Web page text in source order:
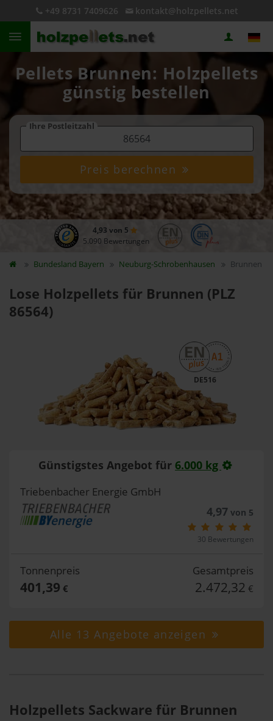
+49 8731 7409626 kontakt@holzpellets.net
Pellets Brunnen: Holzpellets
günstig bestellen
Ihre Postleitzahl
Preis berechnen
4,93 von 5
5.090 Bewertungen
Bundesland Bayern Neuburg-Schrobenhausen Brunnen
Lose Holzpellets für Brunnen (PLZ
86564)
DE516
Günstigstes Angebot für 6.000 kg
Triebenbacher Energie GmbH
4,97von 5
30 Bewertungen
Tonnenpreis
401,39 €
Gesamtpreis
2.472,32 €
Alle 13 Angebote anzeigen
Holzpellets Sackware für Brunnen